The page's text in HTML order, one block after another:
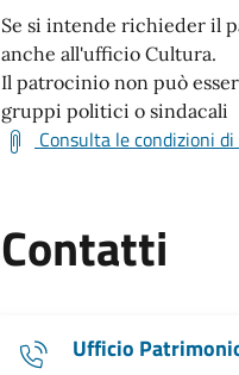
Se si intende richieder il
anche all'ufficio Cultura.
Il patrocinio non può
gruppi politici o sindacali
Consulta le condizioni
Contatti
Ufficio